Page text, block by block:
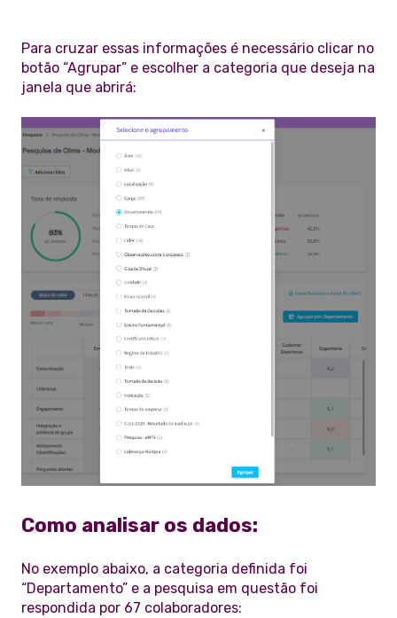
Para cruzar essas informações é necessário clicar no
botão “Agrupar” e escolher a categoria que deseja na
janela que abrirá:
Como analisar os dados:
No exemplo abaixo, a categoria definida foi
“Departamento” e a pesquisa em questão foi
respondida por 67 colaboradores: